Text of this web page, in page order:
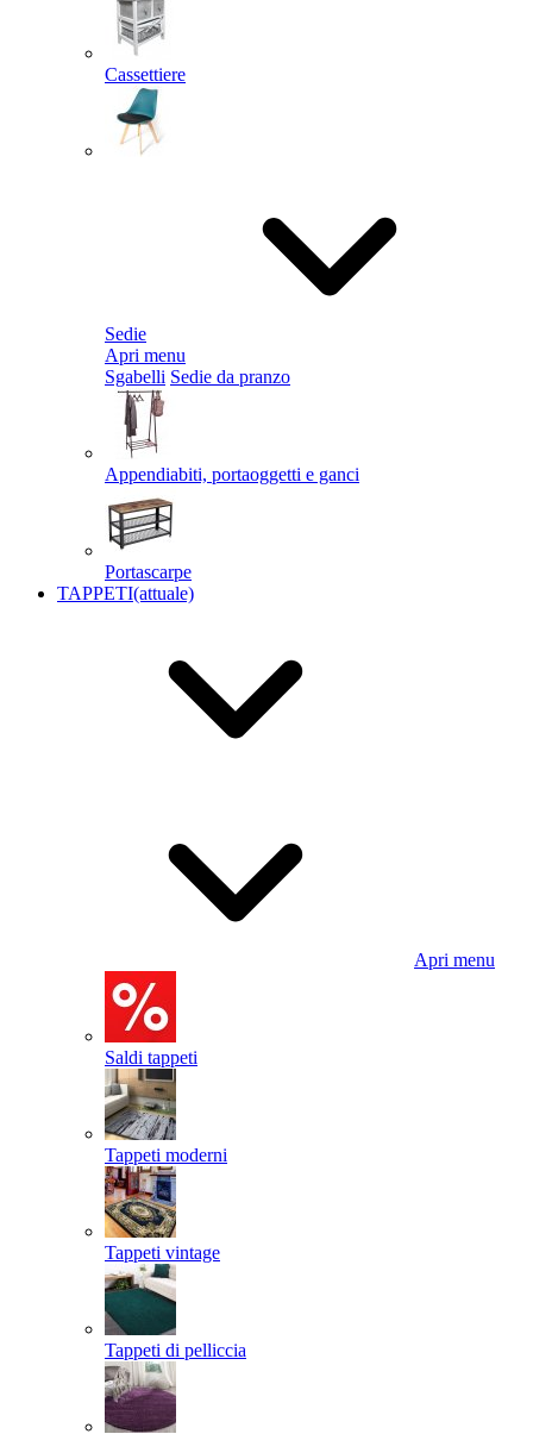
Cassettiere
Sedie
Apri menu
Sgabelli Sedie da pranzo
Appendiabiti, portaoggetti e ganci
Portascarpe
TAPPETI(attuale)
Apri menu
Saldi tappeti
Tappeti moderni
Tappeti vintage
Tappeti di pelliccia